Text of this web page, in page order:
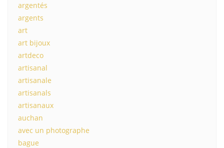
argentés
argents
art
art bijoux
artdeco
artisanal
artisanale
artisanals
artisanaux
auchan
avec un photographe
bague